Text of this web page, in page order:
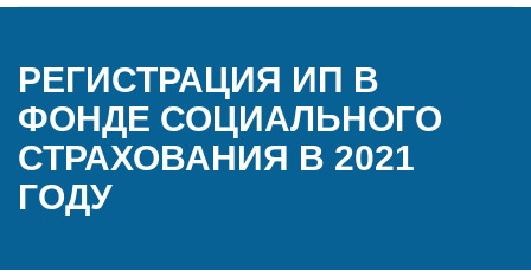
РЕГИСТРАЦИЯ ИП В
ФОНДЕ СОЦИАЛЬНОГО
СТРАХОВАНИЯ В 2021
ГОДУ